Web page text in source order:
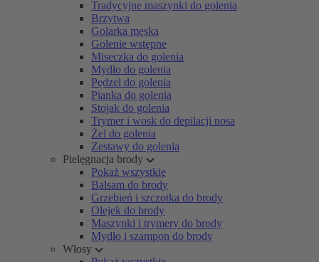
Tradycyjne maszynki do golenia
Brzytwa
Golarka męska
Golenie wstępne
Miseczka do golenia
Mydło do golenia
Pędzel do golenia
Pianka do golenia
Stojak do golenia
Trymer i wosk do depilacji nosa
Żel do golenia
Zestawy do golenia
Pielęgnacja brody
Pokaż wszystkie
Balsam do brody
Grzebień i szczotka do brody
Olejek do brody
Maszynki i trymery do brody
Mydło i szampon do brody
Włosy